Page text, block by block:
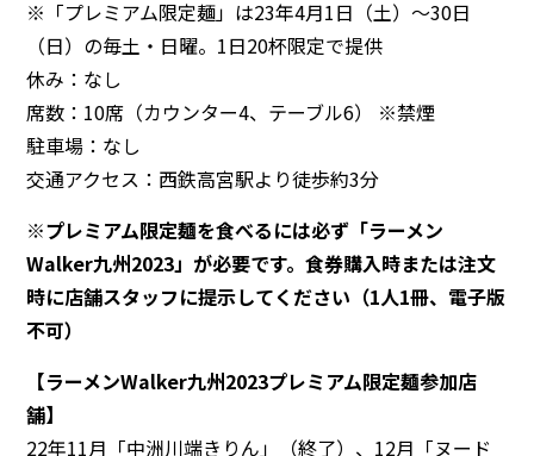
※「プレミアム限定麺」は23年4月1日（土）〜30日
（日）の毎土・日曜。1日20杯限定で提供
休み：なし
席数：10席（カウンター4、テーブル6） ※禁煙
駐車場：なし
交通アクセス：西鉄高宮駅より徒歩約3分
※プレミアム限定麺を食べるには必ず「ラーメン
Walker九州2023」が必要です。食券購入時または注文
時に店舗スタッフに提示してください（1人1冊、電子版
不可）
【ラーメンWalker九州2023プレミアム限定麺参加店
舗】
22年11月「中洲川端きりん」（終了）、12月「ヌード